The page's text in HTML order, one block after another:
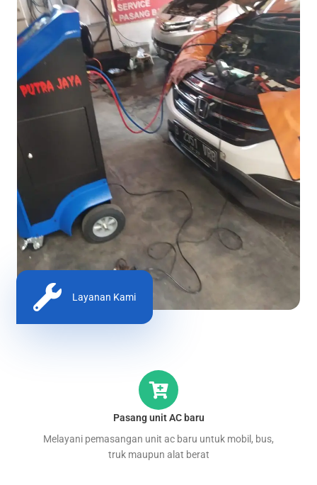
Layanan Kami
Pasang unit AC baru
Melayani pemasangan unit ac baru untuk mobil, bus,
truk maupun alat berat